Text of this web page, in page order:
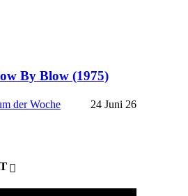
By Blow (1975)
der Woche 24 Juni 26